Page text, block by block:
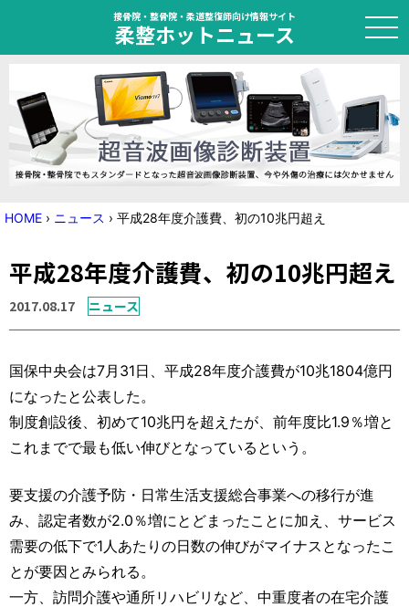
接骨院・整骨院・柔道整復師向け情報サイト
柔整ホットニュース
HOME
トピック
ニュース
国家試験対策
学会・セミナー情報
プライバシーポリシー サイトマップ
運営元 お問い合わせ
HOME › ニュース › 平成28年度介護費、初の10兆円超え
平成28年度介護費、初の10兆円超え
2017.08.17 ニュース
国保中央会は7月31日、平成28年度介護費が10兆1804億円
になったと公表した。
制度創設後、初めて10兆円を超えたが、前年度比1.9％増と
これまでで最も低い伸びとなっているという。
要支援の介護予防・日常生活支援総合事業への移行が進
み、認定者数が2.0％増にとどまったことに加え、サービス
需要の低下で1人あたりの日数の伸びがマイナスとなったこ
とが要因とみられる。
一方、訪問介護や通所リハビリなど、中重度者の在宅介護